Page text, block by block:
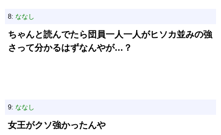
8: ななし
ちゃんと読んでたら団員一人一人がヒソカ並みの強
さって分かるはずなんやが…？
9: ななし
女王がクソ強かったんや